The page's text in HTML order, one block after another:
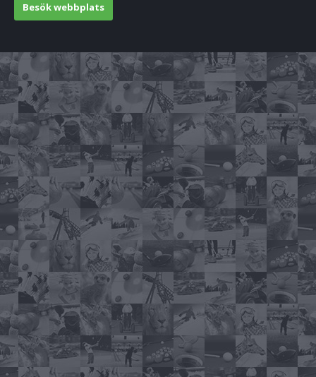
Besök webbplats